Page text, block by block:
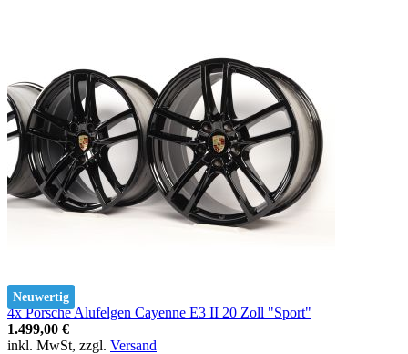
Neuwertig
4x Porsche Alufelgen Cayenne E3 II 20 Zoll "Sport"
1.499,00 €
inkl. MwSt, zzgl. Versand